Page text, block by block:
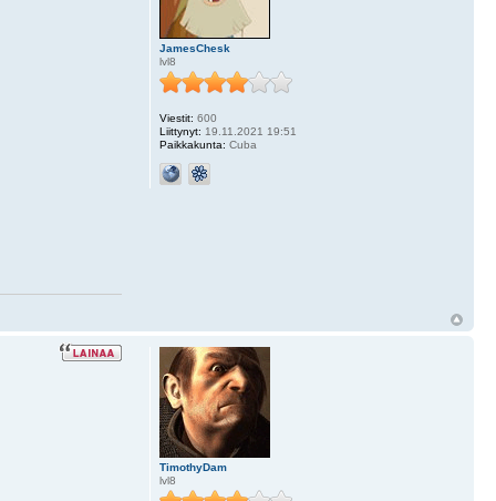
JamesChesk
lvl8
Viestit: 600
Liittynyt: 19.11.2021 19:51
Paikkakunta: Cuba
TimothyDam
lvl8